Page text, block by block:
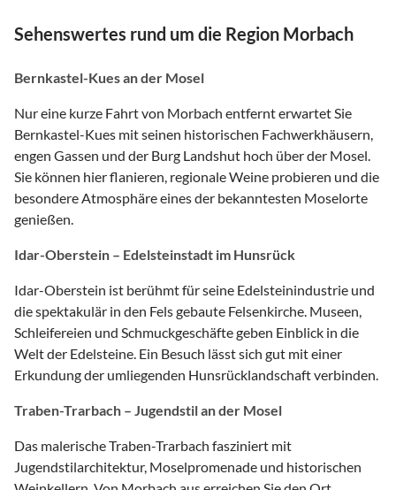
Sehenswertes rund um die Region Morbach
Bernkastel-Kues an der Mosel
Nur eine kurze Fahrt von Morbach entfernt erwartet Sie
Bernkastel-Kues mit seinen historischen Fachwerkhäusern,
engen Gassen und der Burg Landshut hoch über der Mosel.
Sie können hier flanieren, regionale Weine probieren und die
besondere Atmosphäre eines der bekanntesten Moselorte
genießen.
Idar-Oberstein – Edelsteinstadt im Hunsrück
Idar-Oberstein ist berühmt für seine Edelsteinindustrie und
die spektakulär in den Fels gebaute Felsenkirche. Museen,
Schleifereien und Schmuckgeschäfte geben Einblick in die
Welt der Edelsteine. Ein Besuch lässt sich gut mit einer
Erkundung der umliegenden Hunsrücklandschaft verbinden.
Traben-Trarbach – Jugendstil an der Mosel
Das malerische Traben-Trarbach fasziniert mit
Jugendstilarchitektur, Moselpromenade und historischen